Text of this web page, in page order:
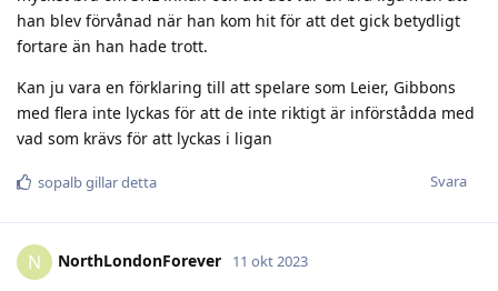
han blev förvånad när han kom hit för att det gick betydligt
fortare än han hade trott.
Kan ju vara en förklaring till att spelare som Leier, Gibbons
med flera inte lyckas för att de inte riktigt är införstådda med
vad som krävs för att lyckas i ligan
Svara
sopalbgillar detta
N NorthLondonForever 11 okt 2023